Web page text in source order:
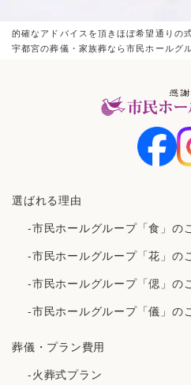
的確なアドバイスを頂きほぼ希望通りの
宇都宮の葬儀・家族葬なら市民ホールグ
選ばれる理由
-市民ホールグループ「食」の
-市民ホールグループ「花」の
-市民ホールグループ「偲」の
-市民ホールグループ「儀」の
葬儀・プラン費用
-火葬式プラン